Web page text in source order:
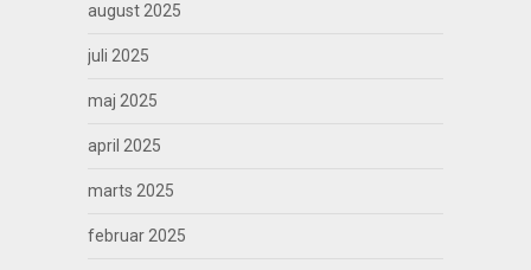
august 2025
juli 2025
maj 2025
april 2025
marts 2025
februar 2025